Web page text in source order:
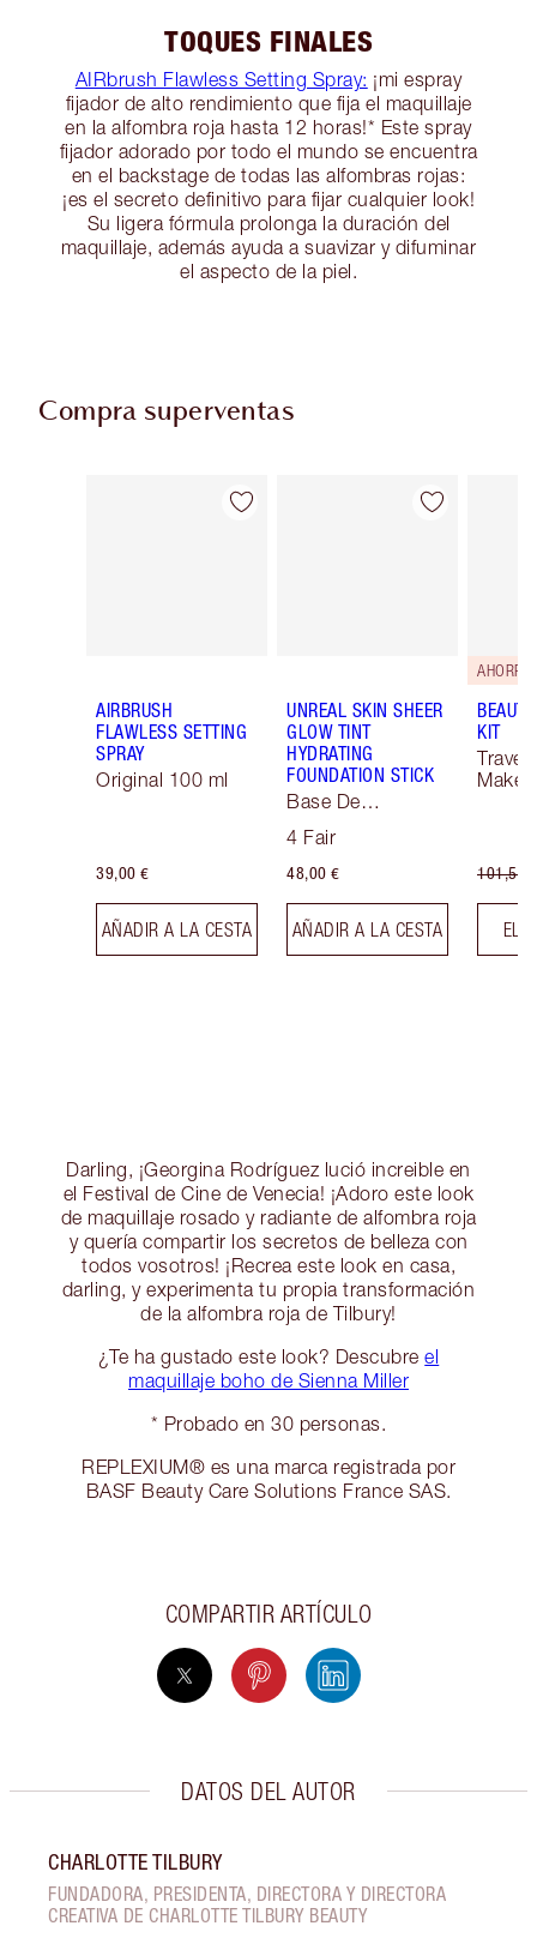
TOQUES FINALES
AIRbrush Flawless Setting Spray: ¡mi espray
fijador de alto rendimiento que fija el maquillaje
en la alfombra roja hasta 12 horas!* Este spray
fijador adorado por todo el mundo se encuentra
en el backstage de todas las alfombras rojas:
¡es el secreto definitivo para fijar cualquier look!
Su ligera fórmula prolonga la duración del
maquillaje, además ayuda a suavizar y difuminar
el aspecto de la piel.
Compra superventas
Artículo 1 de 63
AIRBRUSH
FLAWLESS SETTING
SPRAY
Original 100 ml
39,00 €
AÑADIR A LA CESTA
Artículo 2 de 63
UNREAL SKIN SHEER
GLOW TINT
HYDRATING
FOUNDATION STICK
Base De
Focus
4 Fair
48,00 €
AÑADIR A LA CESTA
KIT
Travel
101,50
Darling, ¡Georgina Rodríguez lució increible en
el Festival de Cine de Venecia! ¡Adoro este look
de maquillaje rosado y radiante de alfombra roja
y quería compartir los secretos de belleza con
todos vosotros! ¡Recrea este look en casa,
darling, y experimenta tu propia transformación
de la alfombra roja de Tilbury!
¿Te ha gustado este look? Descubreel
maquillaje boho de Sienna Miller
* Probado en 30 personas.
REPLEXIUM® es una marca registrada por
BASF Beauty Care Solutions France SAS.
COMPARTIR ARTÍCULO
DATOS DEL AUTOR
CHARLOTTE TILBURY
FUNDADORA, PRESIDENTA, DIRECTORA Y DIRECTORA
CREATIVA DE CHARLOTTE TILBURY BEAUTY